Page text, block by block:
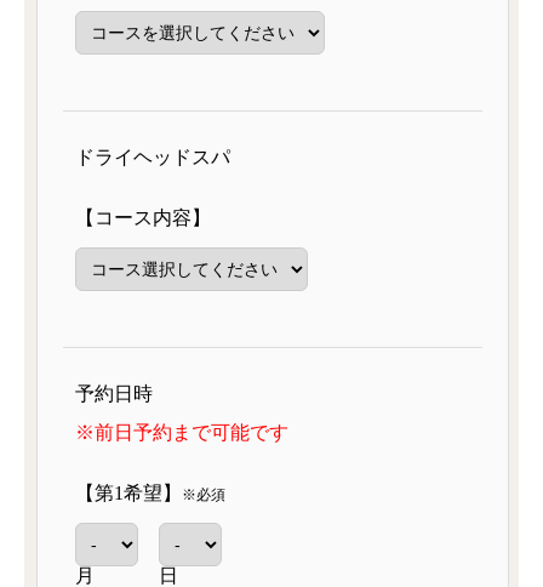
ドライヘッドスパ
【コース内容】
予約日時
※前日予約まで可能です
【第1希望】 ※必須
月 日